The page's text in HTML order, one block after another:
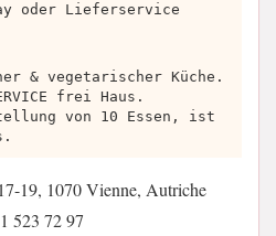
oder Lieferservice
& vegetarischer Küche.
frei Haus.
von 10 Essen, ist
19, 1070 Vienne, Autriche
523 72 97